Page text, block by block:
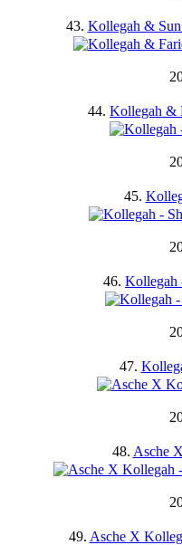
43. Kollegah &
44. Kollegah &
45.
46. Kollegah
47.
48. Asche
49. Asche X